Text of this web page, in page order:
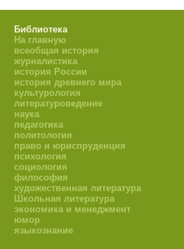
Библиотека
На главную
всеобщая история
журналистика
история России
история древнего мира
культурология
литературоведение
наука
педагогика
политология
право и юриспруденция
психология
социология
философия
художественная литература
Школьная литература
экономика и менеджмент
юмор
языкознание